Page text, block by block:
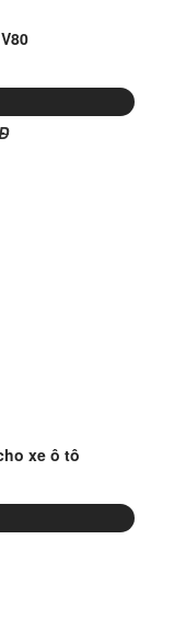
xe ô tô